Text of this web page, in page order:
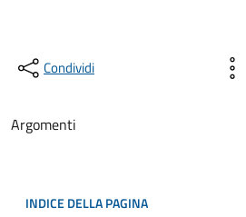
Condividi
Argomenti
INDICE DELLA PAGINA